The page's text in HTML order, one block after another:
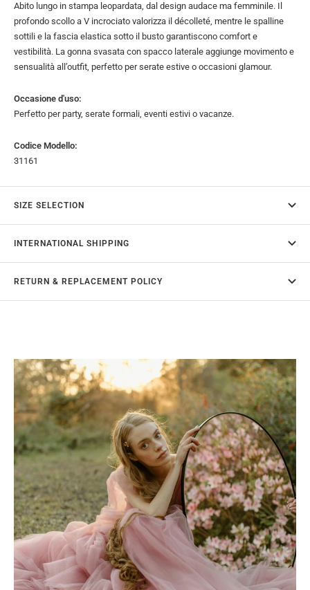
Abito lungo in stampa leopardata, dal design audace ma femminile. Il
profondo scollo a V incrociato valorizza il décolleté, mentre le spalline
sottili e la fascia elastica sotto il busto garantiscono comfort e
vestibilità. La gonna svasata con spacco laterale aggiunge movimento e
sensualità all’outfit, perfetto per serate estive o occasioni glamour.
Occasione d'uso:
Perfetto per party, serate formali, eventi estivi o vacanze.
Codice Modello:
31161
SIZE SELECTION
INTERNATIONAL SHIPPING
RETURN & REPLACEMENT POLICY